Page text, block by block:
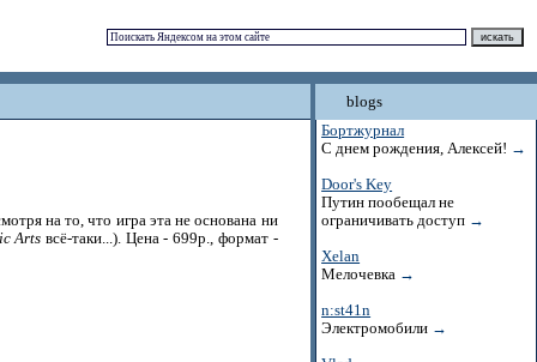
на то, что игра эта не основана ни
Arts всё-таки...). Цена - 699р., формат -
blogs
Бортжурнал
С днем рождения, Алексей! →
Door's Key
Путин пообещал не
ограничивать доступ →
Xelan
Мелочевка →
n:st41n
Электромобили →